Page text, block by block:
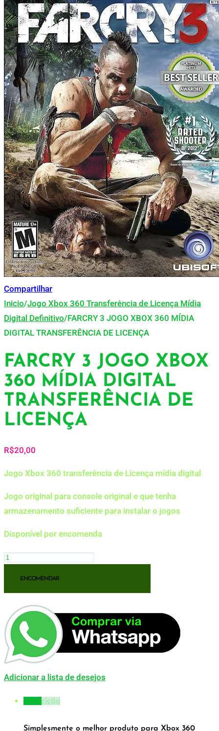
Compartilhar
Inicio/Jogo Xbox 360 Transferência de Licença Mídia
Digital Definitivo/FARCRY 3 JOGO XBOX 360 MÍDIA
DIGITAL TRANSFERÊNCIA DE LICENÇA
FARCRY 3 JOGO XBOX
360 MÍDIA DIGITAL
TRANSFERÊNCIA DE
LICENÇA
R$20,00
Jogo Xbox 360 transferência de Licença mídia digital
Jogo original para console original e que tenha
armazenamento suficiente para instalar o jogos
Disponível por encomenda
FARCRY
360
MÍDIA
DIGITAL
TRANSFERÊNCIA
DE
quantidade
ENCOMENDAR
Adicionar a lista de desejos
Descrição
Simplesmente o melhor produto para Xbox 360